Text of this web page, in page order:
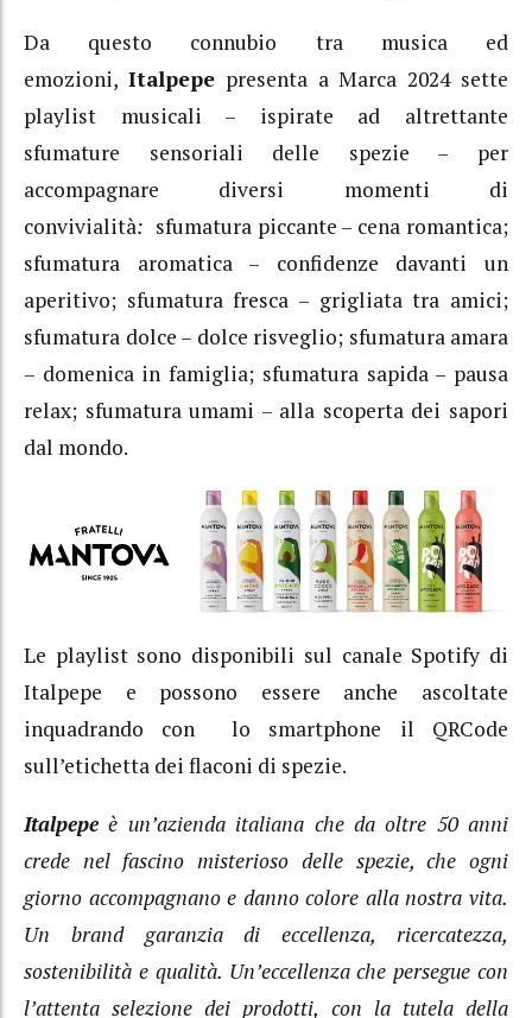
Da questo connubio tra musica ed
emozioni, Italpepepresenta a Marca 2024 sette
playlist musicali – ispirate ad altrettante
sfumature sensoriali delle spezie – per
accompagnare diversi momenti di
convivialità: sfumatura piccante – cena romantica;
sfumatura aromatica – confidenze davanti un
aperitivo; sfumatura fresca – grigliata tra amici;
sfumatura dolce – dolce risveglio; sfumatura amara
– domenica in famiglia; sfumatura sapida – pausa
relax; sfumatura umami – alla scoperta dei sapori
dal mondo.
Le playlist sono disponibili sul canale Spotify di
Italpepe e possono essere anche ascoltate
inquadrando con lo smartphone il QRCode
sull’etichetta dei flaconi di spezie.
Italpepe è un’azienda italiana che da oltre 50 anni
crede nel fascino misterioso delle spezie, che ogni
giorno accompagnano e danno colore alla nostra vita.
Un brand garanzia di eccellenza, ricercatezza,
sostenibilità e qualità. Un’eccellenza che persegue con
l’attenta selezione dei prodotti, con la tutela della